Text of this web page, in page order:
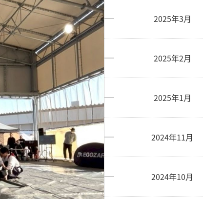
2025年3月
2025年2月
2025年1月
2024年11月
2024年10月